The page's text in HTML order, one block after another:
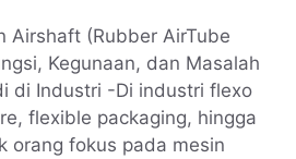
Airshaft (Rubber AirTube
Kegunaan, dan Masalah
di Industri -Di industri flexo
flexible packaging, hingga
orang fokus pada mesin